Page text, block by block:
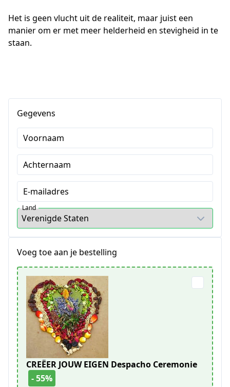
Het is geen vlucht uit de realiteit, maar juist een
manier om er met meer helderheid en stevigheid in te
staan.
Gegevens
Voornaam
Achternaam
E-mailadres
Land
Voeg toe aan je bestelling
CREËER JOUW EIGEN Despacho Ceremonie
- 55%